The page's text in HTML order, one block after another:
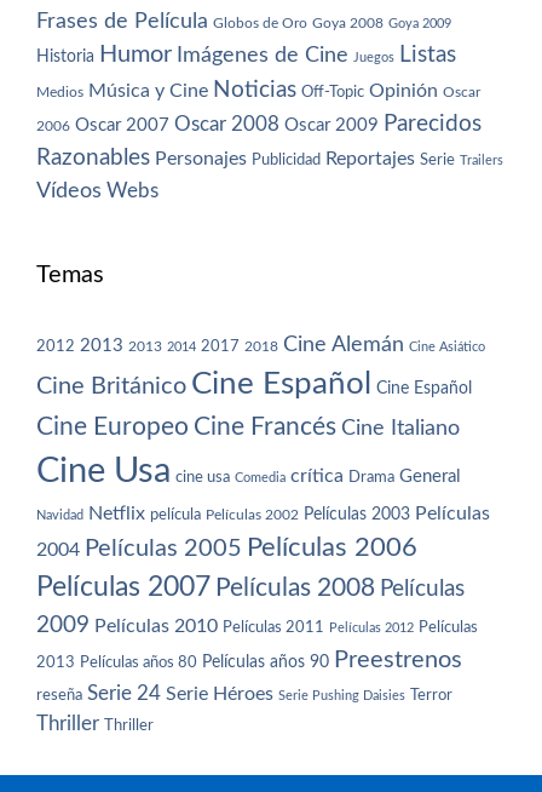
Frases de Película Globos de Oro Goya 2008 Goya 2009
Historia Humor Imágenes de Cine Juegos Listas
Medios Música y Cine Noticias Off-Topic Opinión Oscar
2006 Oscar 2007 Oscar 2008 Oscar 2009 Parecidos
Razonables Personajes Publicidad Reportajes Serie Trailers
Vídeos Webs
Temas
2012 2013 2013 2014 2017 2018 Cine Alemán Cine Asiático
Cine Británico Cine Español Cine Español
Cine Europeo Cine Francés Cine Italiano
Cine Usa cine usa Comedia crítica Drama General
Navidad Netflix película Películas 2002 Películas 2003 Películas
2004 Películas 2005 Películas 2006
Películas 2007 Películas 2008 Películas
2009 Películas 2010 Películas 2011 Películas 2012 Películas
2013 Películas años 80 Películas años 90 Preestrenos
reseña Serie 24 Serie Héroes Serie Pushing Daisies Terror
Thriller Thriller